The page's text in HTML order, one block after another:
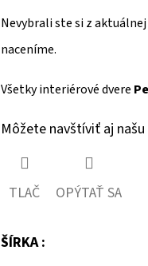
Nevybrali ste si z
naceníme.
Všetky interiérové dvere
Môžete navštíviť aj
TLAČ OPÝTAŤ SA
ŠÍRKA :